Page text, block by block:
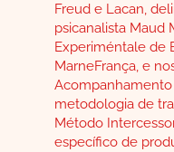
Freud e Lacan,
psicanalista Maud
Experiméntale de
MarneFrança, e
metodologia de
Método
específico de